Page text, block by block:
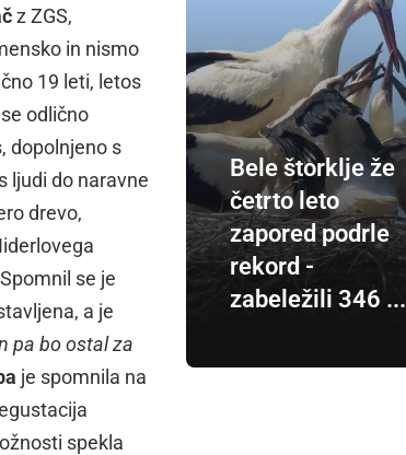
z ZGS,
in nismo
19 leti, letos
odlično
dopolnjeno s
ljudi do naravne
drevo,
se je
a je
pa bo ostal za
je spomnila na
spekla
Bele štorklje že
četrto leto
zapored podrle
rekord -
zabeležili 346 ...